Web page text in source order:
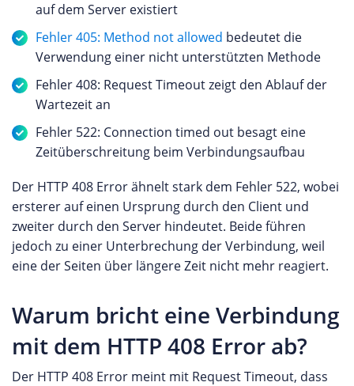
auf dem Server existiert
Fehler 405: Method not allowed bedeutet die
Verwendung einer nicht unterstützten Methode
Fehler 408: Request Timeout zeigt den Ablauf der
Wartezeit an
Fehler 522: Connection timed out besagt eine
Zeitüberschreitung beim Verbindungsaufbau
Der HTTP 408 Error ähnelt stark dem Fehler 522, wobei
ersterer auf einen Ursprung durch den Client und
zweiter durch den Server hindeutet. Beide führen
jedoch zu einer Unterbrechung der Verbindung, weil
eine der Seiten über längere Zeit nicht mehr reagiert.
Warum bricht eine Verbindung
mit dem HTTP 408 Error ab?
Der HTTP 408 Error meint mit Request Timeout, dass